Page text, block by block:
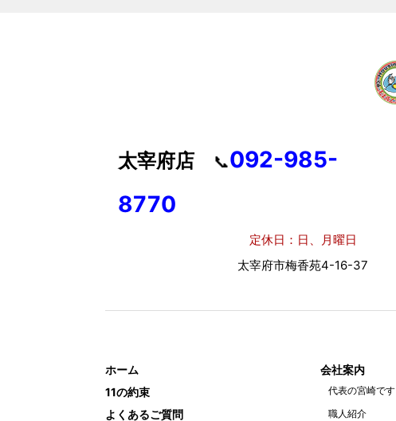
太宰府店 📞092-985-
8770
定休日：日、月曜日
太宰府市梅香苑4-16-37
ホーム
11の約束
よくあるご質問
会社案内
代表の宮崎です
職人紹介